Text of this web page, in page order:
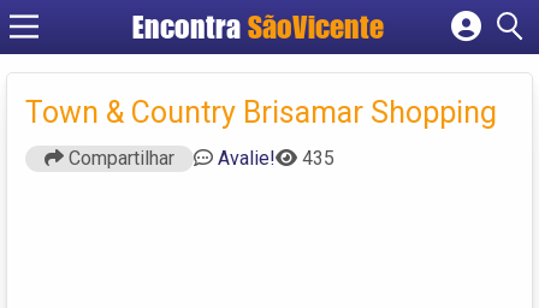
Encontra SãoVicente
Cadastrar empresa
Criar conta
Town & Country Brisamar Shopping
Compartilhar Avalie! 435